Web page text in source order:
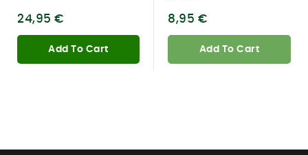
24,95 €
Add To Cart
8,95 €
Add To Cart